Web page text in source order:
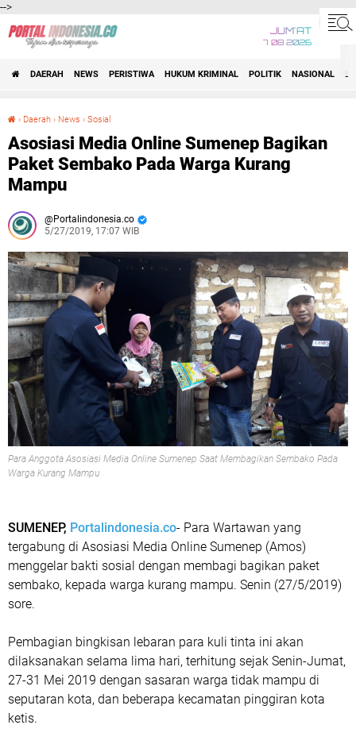
-->
JUM'AT
7 08 2026
DAERAH NEWS PERISTIWA HUKUM KRIMINAL POLITIK NASIONAL
› Daerah › News › Sosial
Asosiasi Media Online Sumenep Bagikan
Paket Sembako Pada Warga Kurang
Mampu
Portalindonesia.co
5/27/2019, 17:07 WIB
Para Anggota Asosiasi Media Online Sumenep Saat Membagikan Sembako Pada
Warga Kurang Mampu
SUMENEP, Portalindonesia.co- Para Wartawan yang
tergabung di Asosiasi Media Online Sumenep (Amos)
menggelar bakti sosial dengan membagi bagikan paket
sembako, kepada warga kurang mampu. Senin (27/5/2019)
sore.
Pembagian bingkisan lebaran para kuli tinta ini akan
dilaksanakan selama lima hari, terhitung sejak Senin-Jumat,
27-31 Mei 2019 dengan sasaran warga tidak mampu di
seputaran kota, dan beberapa kecamatan pinggiran kota
ketis.